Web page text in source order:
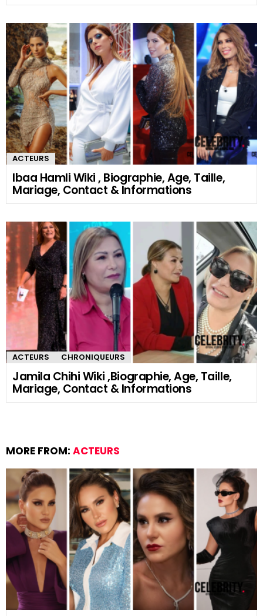
ACTEURS
Ibaa Hamli Wiki , Biographie, Age, Taille,
Mariage, Contact & Informations
ACTEURS CHRONIQUEURS
Jamila Chihi Wiki ,Biographie, Age, Taille,
Mariage, Contact & Informations
MORE FROM: ACTEURS